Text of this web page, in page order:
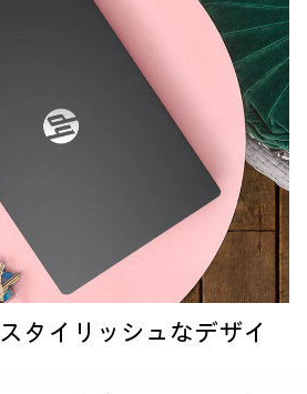
スタイリッシュなデザイ